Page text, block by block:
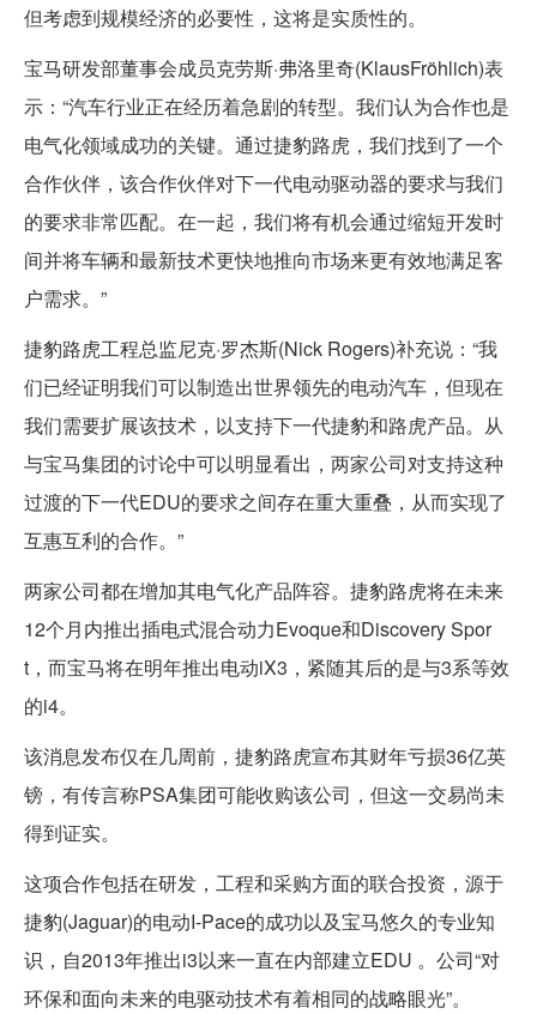
但考虑到规模经济的必要性，这将是实质性的。
宝马研发部董事会成员克劳斯·弗洛里奇(KlausFröhlich)表
示：“汽车行业正在经历着急剧的转型。我们认为合作也是
电气化领域成功的关键。通过捷豹路虎，我们找到了一个
合作伙伴，该合作伙伴对下一代电动驱动器的要求与我们
的要求非常匹配。在一起，我们将有机会通过缩短开发时
间并将车辆和最新技术更快地推向市场来更有效地满足客
户需求。”
捷豹路虎工程总监尼克·罗杰斯(Nick Rogers)补充说：“我
们已经证明我们可以制造出世界领先的电动汽车，但现在
我们需要扩展该技术，以支持下一代捷豹和路虎产品。从
与宝马集团的讨论中可以明显看出，两家公司对支持这种
过渡的下一代EDU的要求之间存在重大重叠，从而实现了
互惠互利的合作。”
两家公司都在增加其电气化产品阵容。捷豹路虎将在未来
12个月内推出插电式混合动力Evoque和Discovery Spor
t，而宝马将在明年推出电动iX3，紧随其后的是与3系等效
的i4。
该消息发布仅在几周前，捷豹路虎宣布其财年亏损36亿英
镑，有传言称PSA集团可能收购该公司，但这一交易尚未
得到证实。
这项合作包括在研发，工程和采购方面的联合投资，源于
捷豹(Jaguar)的电动I-Pace的成功以及宝马悠久的专业知
识，自2013年推出i3以来一直在内部建立EDU 。公司“对
环保和面向未来的电驱动技术有着相同的战略眼光”。